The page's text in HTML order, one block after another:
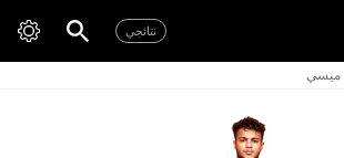
نتائجي
ميسي